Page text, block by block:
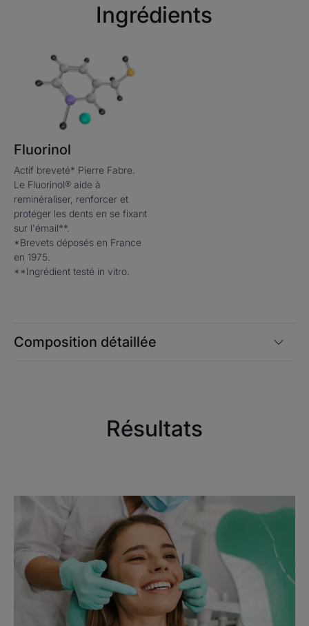
Texture Environnement
Ingrédients
Composition détaillée
Fluorinol
Actif breveté* Pierre Fabre.
Le Fluorinol® aide à
reminéraliser, renforcer et
protéger les dents en se fixant
sur l'émail**.
*Brevets déposés en France
en 1975.
**Ingrédient testé in vitro.
Résultats